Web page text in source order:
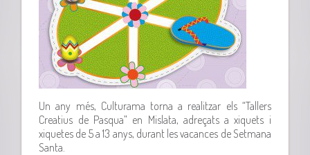
Un any més, Culturama torna a realitzar els “Tallers
Creatius de Pasqua” en Mislata, adreçats a xiquets i
xiquetes de 5 a 13 anys, durant les vacances de Setmana
Santa.